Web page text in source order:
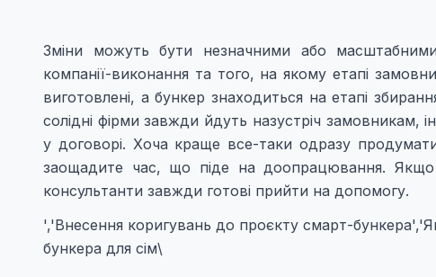
Зміни можуть бути незначними або
компанії-виконання та того, на якому етапі
виготовлені, а бункер знаходиться на етапі
солідні фірми завжди йдуть назустріч замовникам,
у договорі. Хоча краще все-таки одразу
заощадите час, що піде на доопрацювання. Якщо
консультанти завжди готові прийти на допомогу.
','Внесення коригувань до проєкту смарт-
бункера для сім\